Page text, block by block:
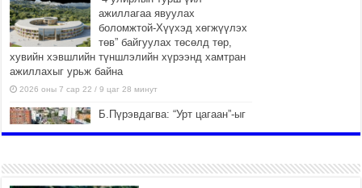
ажиллагаа явуулах
боломжтой-Хүүхэд хөгжүүлэх
төв” байгуулах төсөлд төр,
хувийн хэвшлийн түншлэлийн хүрээнд хамтран
ажиллахыг урьж байна
2026 оны 7 сар 22 / 9 цаг 28 минут
Б.Пүрэвдагва: “Урт цагаан”-ыг
2026 оны 7 сар 21 / 16 цаг 47 минут